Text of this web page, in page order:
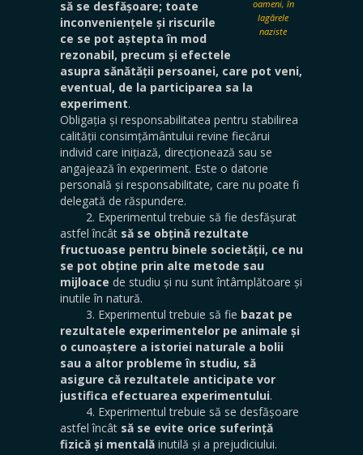
oameni, în
lagărele
naziste
să se desfășoare; toate
inconveniențele și riscurile
ce se pot aștepta în mod
rezonabil, precum și efectele
asupra sănătății persoanei, care pot veni,
eventual, de la participarea sa la
experiment.
Obligația și responsabilitatea pentru stabilirea
calității consimțământului revine fiecărui
individ care inițiază, direcționează sau se
angajează în experiment. Este o datorie
personală și responsabilitate, care nu poate fi
delegată de răspundere.
2. Experimentul trebuie să fie desfășurat
astfel încât să se obțină rezultate
fructuoase pentru binele societății, ce nu
se pot obține prin alte metode sau
mijloace de studiu și nu sunt întâmplătoare și
inutile în natură.
3. Experimentul trebuie să fie bazat pe
rezultatele experimentelor pe animale și
o cunoaștere a istoriei naturale a bolii
sau a altor probleme în studiu, să
asigure că rezultatele anticipate vor
justifica efectuarea experimentului.
4. Experimentul trebuie să se desfășoare
astfel încât să se evite orice suferință
fizică și mentală inutilă și a prejudiciului.